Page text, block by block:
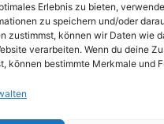
Erlebnis zu bieten,
zu speichern und/oder
zustimmst, können wir Daten wie
verarbeiten. Wenn du deine
können bestimmte Merkmale und